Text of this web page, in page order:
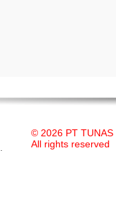
© 2026 PT TUNAS
All rights reserved